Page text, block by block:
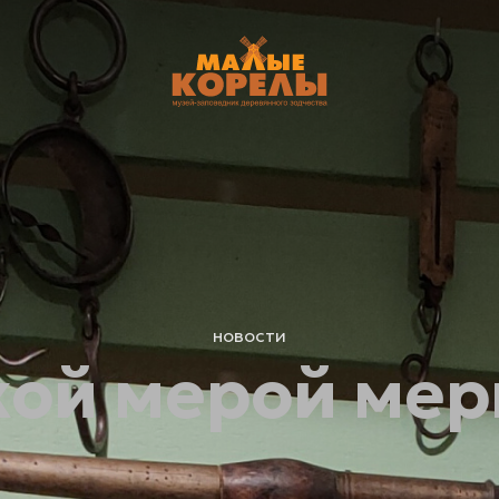
новости
мерой